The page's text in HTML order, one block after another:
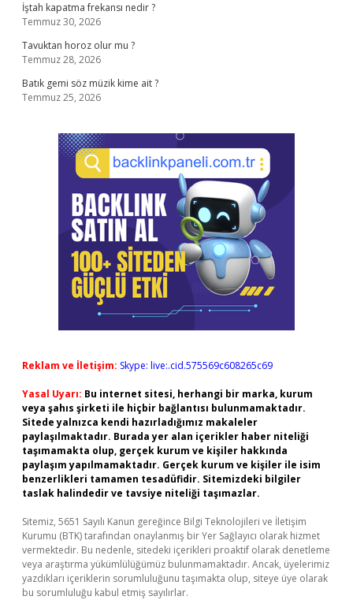
İştah kapatma frekansı nedir ?
Temmuz 30, 2026
Tavuktan horoz olur mu ?
Temmuz 28, 2026
Batık gemi söz müzik kime ait ?
Temmuz 25, 2026
Reklam ve İletişim: Skype: live:.cid.575569c608265c69
Yasal Uyarı: Bu internet sitesi, herhangi bir marka, kurum
veya şahıs şirketi ile hiçbir bağlantısı bulunmamaktadır.
Sitede yalnızca kendi hazırladığımız makaleler
paylaşılmaktadır. Burada yer alan içerikler haber niteliği
taşımamakta olup, gerçek kurum ve kişiler hakkında
paylaşım yapılmamaktadır. Gerçek kurum ve kişiler ile isim
benzerlikleri tamamen tesadüfidir. Sitemizdeki bilgiler
taslak halindedir ve tavsiye niteliği taşımazlar.
Sitemiz, 5651 Sayılı Kanun gereğince Bilgi Teknolojileri ve İletişim
Kurumu (BTK) tarafından onaylanmış bir Yer Sağlayıcı olarak hizmet
vermektedir. Bu nedenle, sitedeki içerikleri proaktif olarak denetleme
veya araştırma yükümlülüğümüz bulunmamaktadır. Ancak, üyelerimiz
yazdıkları içeriklerin sorumluluğunu taşımakta olup, siteye üye olarak
bu sorumluluğu kabul etmiş sayılırlar.